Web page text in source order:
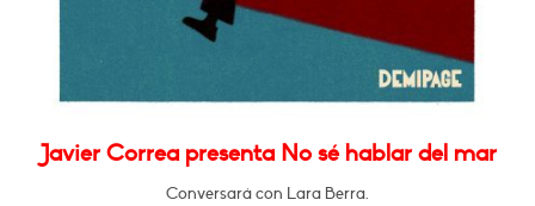
Javier Correa presenta No sé hablar del mar
Conversará con Lara Berra.